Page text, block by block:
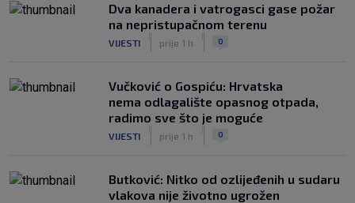
Dva kanadera i vatrogasci gase požar
na nepristupačnom terenu
VIJESTI prije 1 h 0
Vučković o Gospiću: Hrvatska
nema odlagalište opasnog otpada,
radimo sve što je moguće
VIJESTI prije 1 h 0
Butković: Nitko od ozlijeđenih u sudaru
vlakova nije životno ugrožen